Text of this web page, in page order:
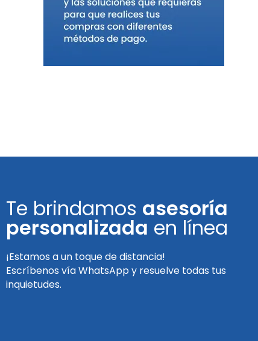
Te brindamos asesoría
personalizada en línea
¡Estamos a un toque de distancia!
Escríbenos vía WhatsApp y resuelve todas tus
inquietudes.